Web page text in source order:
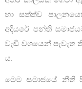
හා සත්ත්ව
අදියරේ පන්ති
වැඩි වශයෙන් පැවැත
ය.
මෙම සමාජයේ නීති